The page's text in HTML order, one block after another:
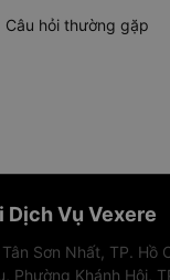
Câu hỏi thường gặp
Dịch Vụ Vexere
Sơn Nhất, TP. Hồ
Khánh Hội,